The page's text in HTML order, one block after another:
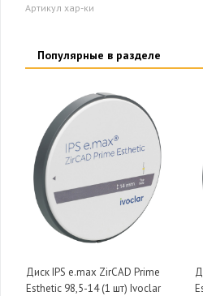
Артикул хар-ки
Популярные в разделе
Диск IPS e.max ZirCAD Prime
Esthetic 98,5-14 (1 шт) Ivoclar